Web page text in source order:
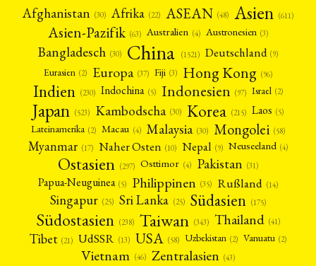
Afghanistan (30) Afrika (22) ASEAN (48) Asien (611)
Asien-Pazifik (63) Australien (4) Austronesien (3)
Bangladesch (30) China (1521) Deutschland (9)
Eurasien (2) Europa (37) Fiji (3) Hong Kong (96)
Indien (230) Indochina (5) Indonesien (97) Israel (2)
Japan (523) Kambodscha (30) Korea (215) Laos (5)
Lateinamerika (2) Macau (4) Malaysia (30) Mongolei (58)
Myanmar (17) Naher Osten (10) Nepal (9) Neuseeland (4)
Ostasien (297) Osttimor (4) Pakistan (31)
Papua-Neuguinea (5) Philippinen (35) Rußland (14)
Singapur (25) Sri Lanka (25) Südasien (175)
Südostasien (238) Taiwan (343) Thailand (41)
Tibet (21) UdSSR (13) USA (58) Uzbekistan (2) Vanuatu (2)
Vietnam (46) Zentralasien (43)